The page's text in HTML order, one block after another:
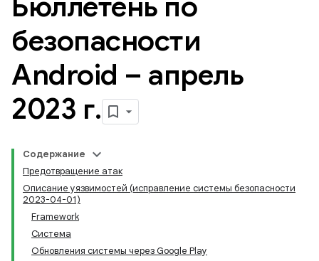
безопасности
Android – апрель
2023 г.
Содержание
Предотвращение атак
Описание уязвимостей (исправление системы безопасности
2023-04-01)
Framework
Система
Обновления системы через Google Play